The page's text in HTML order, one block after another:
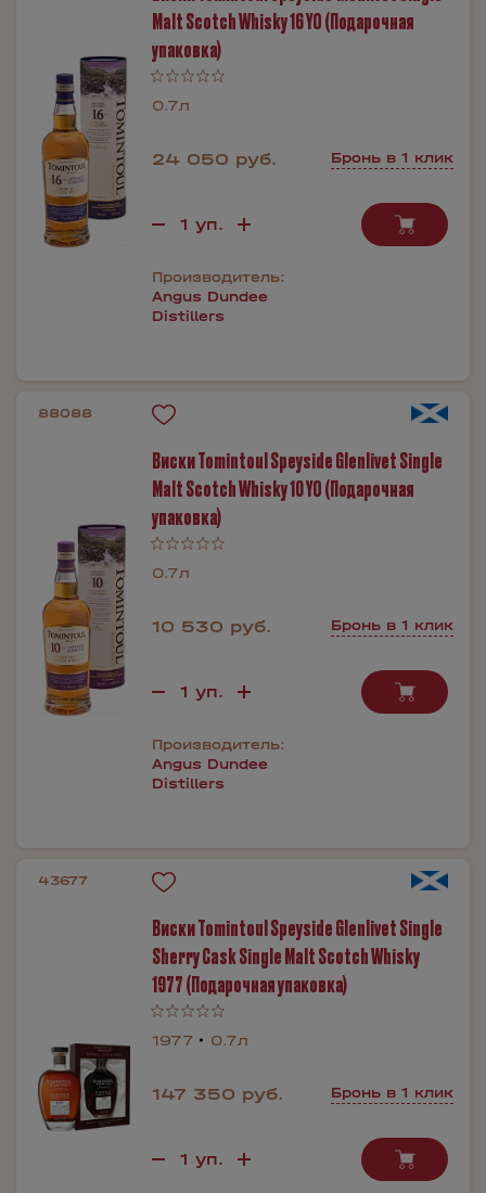
Malt Scotch Whisky 16 YO (Подарочная
упаковка)
0.7л
24 050 руб. Бронь в 1 клик
Производитель:
Angus Dundee
Distillers
88088
Виски Tomintoul Speyside Glenlivet Single
Malt Scotch Whisky 10 YO (Подарочная
упаковка)
0.7л
10 530 руб. Бронь в 1 клик
Производитель:
Angus Dundee
Distillers
43677
Виски Tomintoul Speyside Glenlivet Single
Sherry Cask Single Malt Scotch Whisky
1977 (Подарочная упаковка)
1977 0.7л
147 350 руб. Бронь в 1 клик